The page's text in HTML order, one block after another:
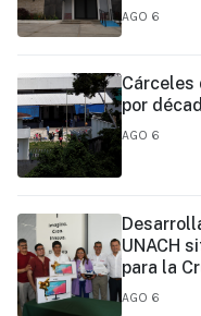
AGO 6
Cárceles
por
AGO 6
UNACH
para la
AGO 6